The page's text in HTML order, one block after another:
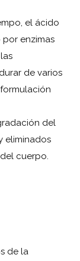
el ácido
enzimas
de varios
del
eliminados
cuerpo.
de la